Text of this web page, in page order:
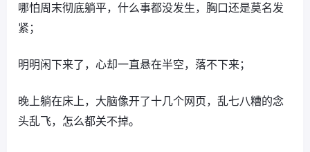
哪怕周末彻底躺平，什么事都没发生，胸口还是莫名发
紧；
明明闲下来了，心却一直悬在半空，落不下来；
晚上躺在床上，大脑像开了十几个网页，乱七八糟的念
头乱飞，怎么都关不掉。